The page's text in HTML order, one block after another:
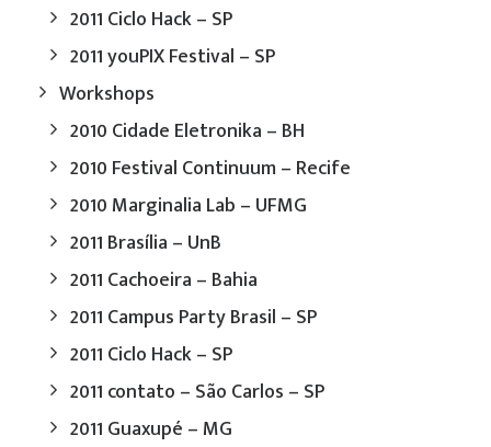
2011 Ciclo Hack – SP
2011 youPIX Festival – SP
Workshops
2010 Cidade Eletronika – BH
2010 Festival Continuum – Recife
2010 Marginalia Lab – UFMG
2011 Brasília – UnB
2011 Cachoeira – Bahia
2011 Campus Party Brasil – SP
2011 Ciclo Hack – SP
2011 contato – São Carlos – SP
2011 Guaxupé – MG